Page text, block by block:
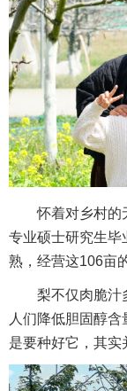
怀着对乡村的
专业硕士研究生毕
熟，经营这106亩
梨不仅肉脆汁
人们降低胆固醇
是要种好它，其实